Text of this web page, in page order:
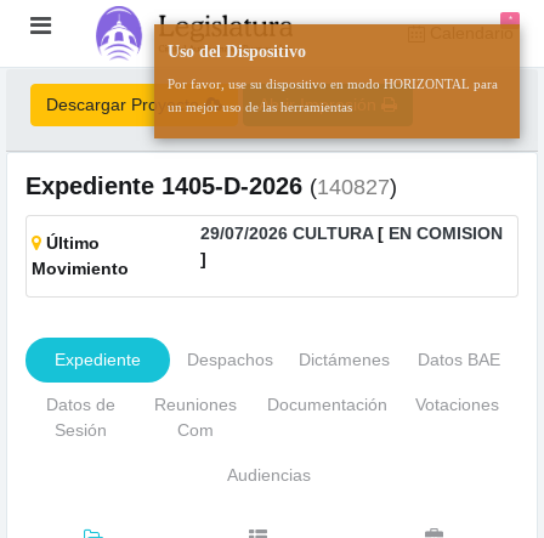
*
Descargar Proyecto Abrir Impresión
Expediente 1405-D-2026 (140827)
Último
Movimiento
29/07/2026 CULTURA[ EN COMISION
]
Expediente Despachos Dictámenes Datos BAE
Datos de
Sesión
Reuniones
Com
Documentación Votaciones
Audiencias
Uso del Dispositivo
Por favor, use su dispositivo en modo HORIZONTAL para
un mejor uso de las herramientas